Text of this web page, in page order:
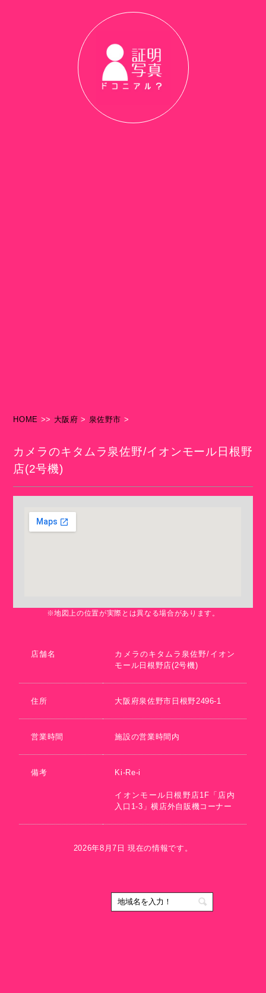
HOME >> 大阪府 > 泉佐野市 >
カメラのキタムラ泉佐野/イオンモール日根野
店(2号機)
※地図上の位置が実際とは異なる場合があります。
店舗名
カメラのキタムラ泉佐野/イオン
モール日根野店(2号機)
住所 大阪府泉佐野市日根野2496-1
営業時間 施設の営業時間内
備考 Ki-Re-i
イオンモール日根野店1F「店内
入口1-3」横店外自販機コーナー
2026年8月7日 現在の情報です。